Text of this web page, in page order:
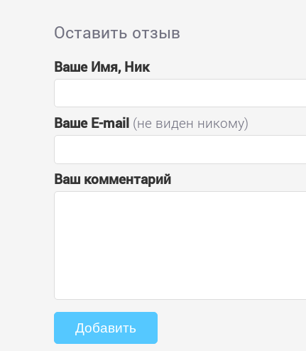
Оставить отзыв
Ваше Имя, Ник
Ваше E-mail (не виден никому)
Ваш комментарий